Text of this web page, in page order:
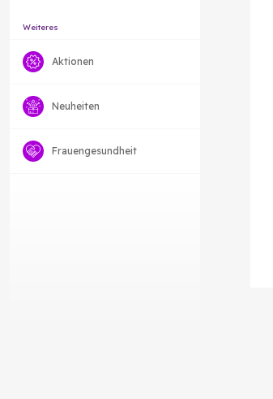
Weiteres
Aktionen
Neuheiten
Frauengesundheit